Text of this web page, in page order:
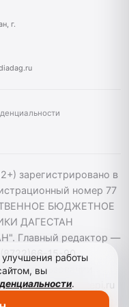
г.
зарегистрировано в
номер 77
БЮДЖЕТНОЕ
ДАГЕСТАН
Главный редактор —
15-90
использовании
на golosstepi.ru
работы
вы
.